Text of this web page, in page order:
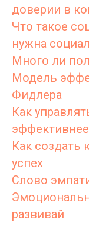
доверии в
Что такое
нужна
Много ли
Модель
Фидлера
Как
эффективнее
Как создать
успех
Слово
развивай